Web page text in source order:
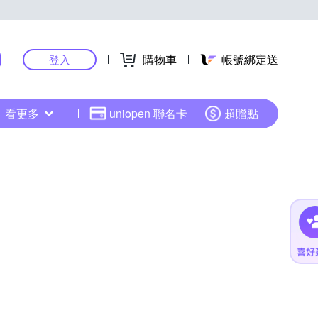
登入 購物車 帳號綁定送
看更多 uniopen 聯名卡 超贈點